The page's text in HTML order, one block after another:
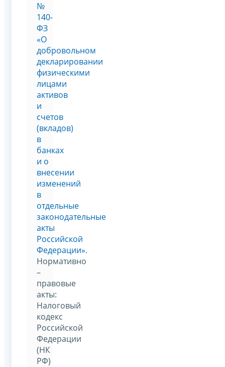
№
140-
ФЗ
«О
добровольном
декларировании
физическими
лицами
активов
и
счетов
(вкладов)
в
банках
и о
внесении
изменений
в
отдельные
законодательные
акты
Российской
Федерации».
Нормативно
–
правовые
акты:
Налоговый
кодекс
Российской
Федерации
(НК
РФ)